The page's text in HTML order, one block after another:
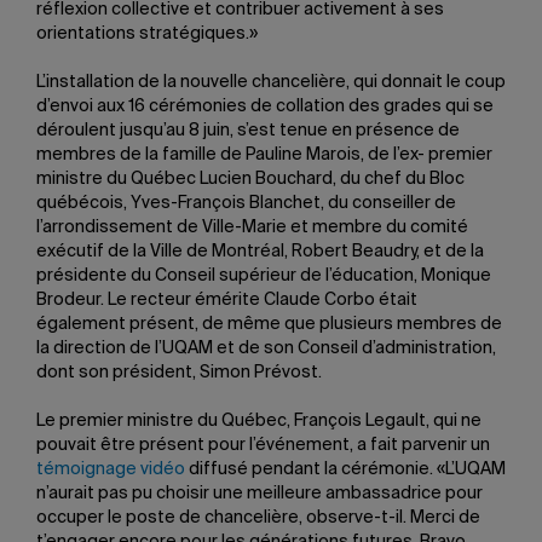
réflexion collective et contribuer activement à ses
orientations stratégiques.»
L’installation de la nouvelle chancelière, qui donnait le coup
d’envoi aux 16 cérémonies de collation des grades qui se
déroulent jusqu’au 8 juin, s’est tenue en présence de
membres de la famille de Pauline Marois, de l’ex- premier
ministre du Québec Lucien Bouchard, du chef du Bloc
québécois, Yves-François Blanchet, du conseiller de
l’arrondissement de Ville-Marie et membre du comité
exécutif de la Ville de Montréal, Robert Beaudry, et de la
présidente du Conseil supérieur de l’éducation, Monique
Brodeur. Le recteur émérite Claude Corbo était
également présent, de même que plusieurs membres de
la direction de l’UQAM et de son Conseil d’administration,
dont son président, Simon Prévost.
Le premier ministre du Québec, François Legault, qui ne
pouvait être présent pour l’événement, a fait parvenir un
témoignage vidéo diffusé pendant la cérémonie. «L’UQAM
n’aurait pas pu choisir une meilleure ambassadrice pour
occuper le poste de chancelière, observe-t-il. Merci de